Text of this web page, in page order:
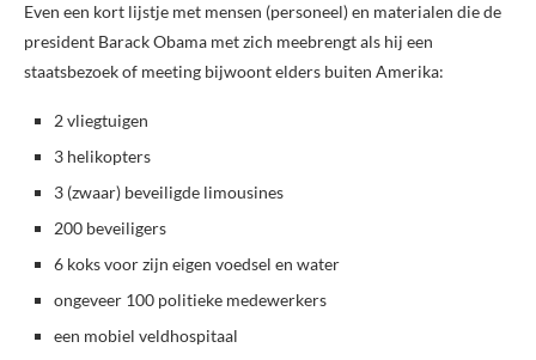
Even een kort lijstje met mensen (personeel) en materialen die de
president Barack Obama met zich meebrengt als hij een
staatsbezoek of meeting bijwoont elders buiten Amerika:
2 vliegtuigen
3 helikopters
3 (zwaar) beveiligde limousines
200 beveiligers
6 koks voor zijn eigen voedsel en water
ongeveer 100 politieke medewerkers
een mobiel veldhospitaal